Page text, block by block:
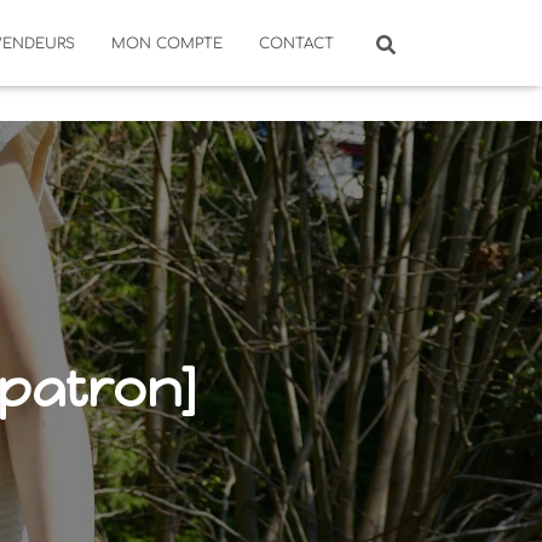
MON COMPTE CONTACT